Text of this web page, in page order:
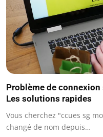
Problème de
Les solutions rapides
Vous cherchez "ccues sg
changé de nom depuis…